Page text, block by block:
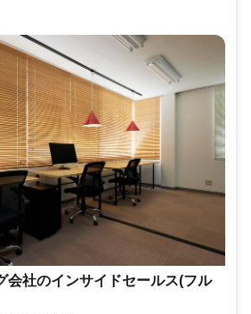
会社のインサイドセールス(フル